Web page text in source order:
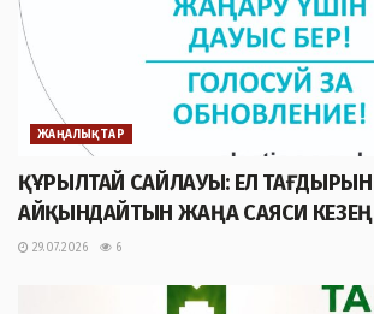
ЖАҢАЛЫҚТАР
ҚҰРЫЛТАЙ САЙЛАУЫ: ЕЛ ТАҒДЫРЫН
АЙҚЫНДАЙТЫН ЖАҢА САЯСИ КЕЗЕҢ
29.07.2026 6